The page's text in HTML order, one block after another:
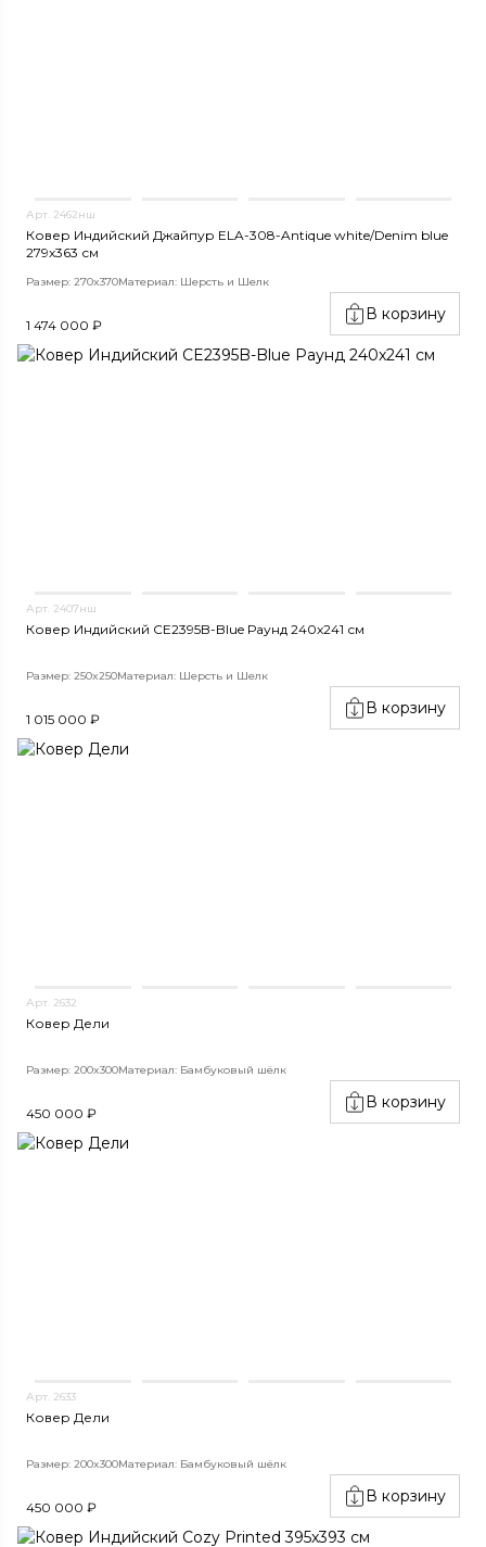
Арт. 2462нш
Ковер Индийский Джайпур ELA-308-Antique white/Denim blue
279x363 см
Размер: 270x370Материал: Шерсть и Шелк
1 474 000 ₽
В корзину
Арт. 2407нш
Ковер Индийский CE2395B-Blue Раунд 240x241 см
Размер: 250x250Материал: Шерсть и Шелк
1 015 000 ₽
В корзину
Арт. 2632
Ковер Дели
Размер: 200x300Материал: Бамбуковый шёлк
450 000 ₽
В корзину
Арт. 2633
Ковер Дели
Размер: 200x300Материал: Бамбуковый шёлк
450 000 ₽
В корзину